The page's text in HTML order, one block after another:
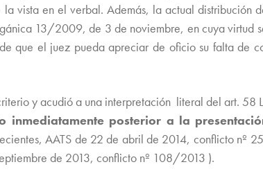
vista en el verbal. Además, la actual distribución
13/2009, de 3 de noviembre, en cuya virtud
que el juez pueda apreciar de oficio su falta de
y acudió a una interpretación literal del art. 58
posterior a la
AATS de 22 de abril de 2014, conflicto
de 2013, conflicto nº 108/2013 ).